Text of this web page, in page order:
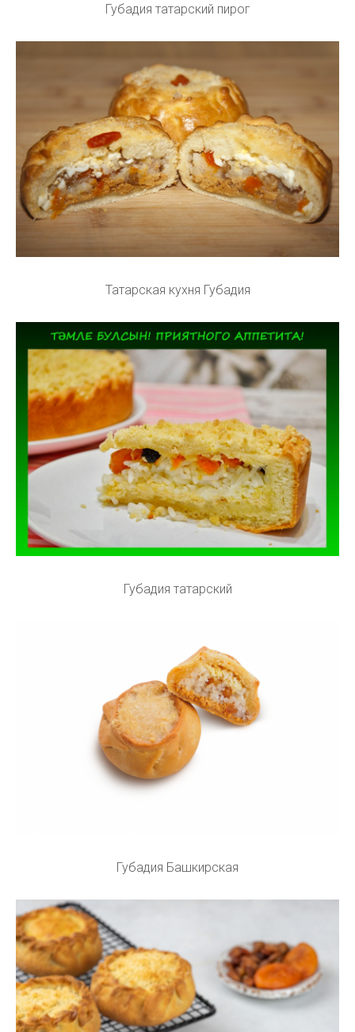
Губадия татарский пирог
Татарская кухня Губадия
Губадия татарский
Губадия Башкирская